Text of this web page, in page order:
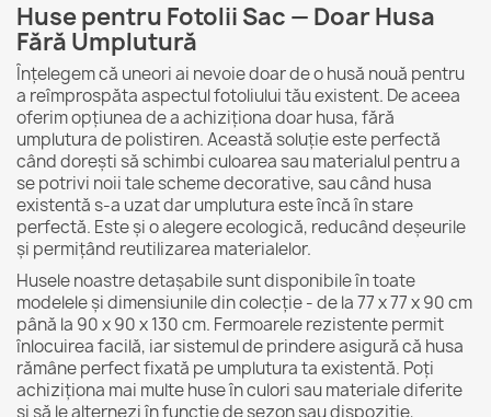
Huse pentru Fotolii Sac — Doar Husa
Fără Umplutură
Înțelegem că uneori ai nevoie doar de o husă nouă pentru
a reîmprospăta aspectul fotoliului tău existent. De aceea
oferim opțiunea de a achiziționa doar husa, fără
umplutura de polistiren. Această soluție este perfectă
când dorești să schimbi culoarea sau materialul pentru a
se potrivi noii tale scheme decorative, sau când husa
existentă s-a uzat dar umplutura este încă în stare
perfectă. Este și o alegere ecologică, reducând deșeurile
și permițând reutilizarea materialelor.
Husele noastre detașabile sunt disponibile în toate
modelele și dimensiunile din colecție - de la 77 x 77 x 90 cm
până la 90 x 90 x 130 cm. Fermoarele rezistente permit
înlocuirea facilă, iar sistemul de prindere asigură că husa
rămâne perfect fixată pe umplutura ta existentă. Poți
achiziționa mai multe huse în culori sau materiale diferite